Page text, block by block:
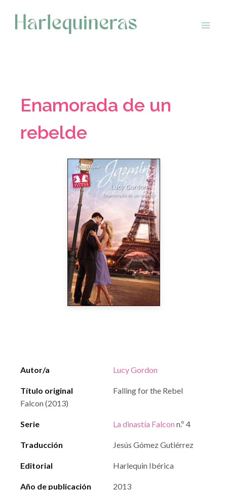
contenido
Enamorada de un
rebelde
Autor/a Lucy Gordon
Título original
Falling for the Rebel
Falcon (2013)
Serie La dinastía Falcon n.º 4
Traducción Jesús Gómez Gutiérrez
Editorial Harlequin Ibérica
Año de publicación 2013